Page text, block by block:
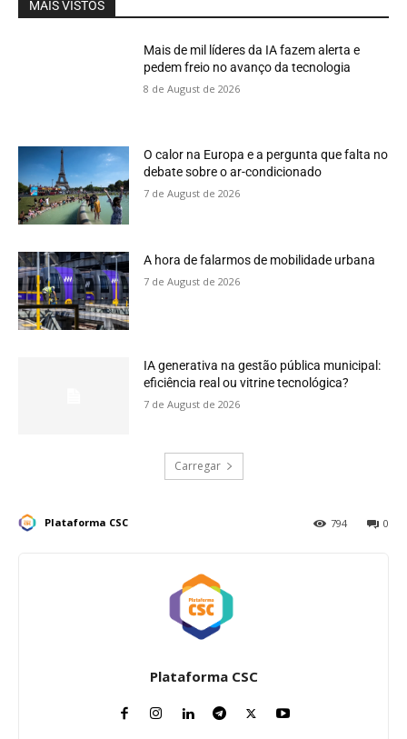
MAIS VISTOS
Mais de mil líderes da IA fazem alerta e
pedem freio no avanço da tecnologia
8 de August de 2026
O calor na Europa e a pergunta que falta no
debate sobre o ar-condicionado
7 de August de 2026
A hora de falarmos de mobilidade urbana
7 de August de 2026
IA generativa na gestão pública municipal:
eficiência real ou vitrine tecnológica?
7 de August de 2026
Carregar
Plataforma CSC 0
794
Plataforma CSC